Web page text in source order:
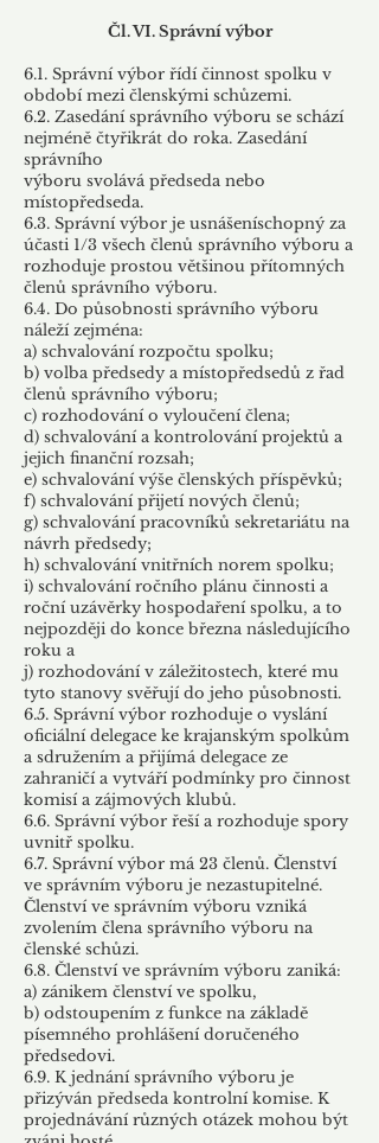
Čl. VI. Správní výbor
6.1. Správní výbor řídí činnost spolku v
období mezi členskými schůzemi.
6.2. Zasedání správního výboru se schází
nejméně čtyřikrát do roka. Zasedání
správního
výboru svolává předseda nebo
místopředseda.
6.3. Správní výbor je usnášeníschopný za
účasti 1/3 všech členů správního výboru a
rozhoduje prostou většinou přítomných
členů správního výboru.
6.4. Do působnosti správního výboru
náleží zejména:
a) schvalování rozpočtu spolku;
b) volba předsedy a místopředsedů z řad
členů správního výboru;
c) rozhodování o vyloučení člena;
d) schvalování a kontrolování projektů a
jejich finanční rozsah;
e) schvalování výše členských příspěvků;
f) schvalování přijetí nových členů;
g) schvalování pracovníků sekretariátu na
návrh předsedy;
h) schvalování vnitřních norem spolku;
i) schvalování ročního plánu činnosti a
roční uzávěrky hospodaření spolku, a to
nejpozději do konce března následujícího
roku a
j) rozhodování v záležitostech, které mu
tyto stanovy svěřují do jeho působnosti.
6.5. Správní výbor rozhoduje o vyslání
oficiální delegace ke krajanským spolkům
a sdružením a přijímá delegace ze
zahraničí a vytváří podmínky pro činnost
komisí a zájmových klubů.
6.6. Správní výbor řeší a rozhoduje spory
uvnitř spolku.
6.7. Správní výbor má 23 členů. Členství
ve správním výboru je nezastupitelné.
Členství ve správním výboru vzniká
zvolením člena správního výboru na
členské schůzi.
6.8. Členství ve správním výboru zaniká:
a) zánikem členství ve spolku,
b) odstoupením z funkce na základě
písemného prohlášení doručeného
předsedovi.
6.9. K jednání správního výboru je
přizýván předseda kontrolní komise. K
projednávání různých otázek mohou být